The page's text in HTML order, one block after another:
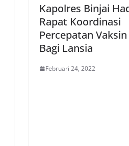
Kapolres Binjai
Rapat Koordinasi
Percepatan Vaksin
Bagi Lansia
Februari 24, 2022